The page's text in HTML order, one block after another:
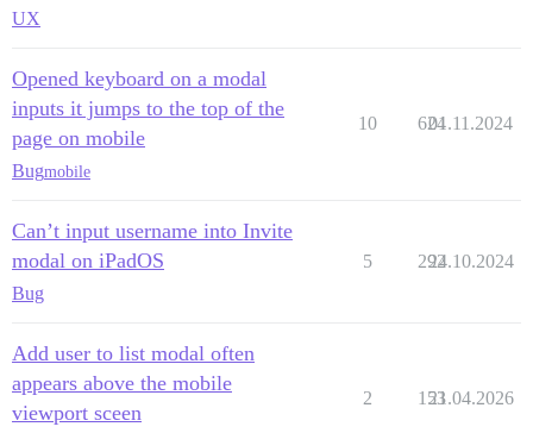
UX
Opened keyboard on a modal
inputs it jumps to the top of the
page on mobile
Bugmobile
10 624
01.11.2024
Can’t input username into Invite
modal on iPadOS
Bug
5 292
24.10.2024
Add user to list modal often
appears above the mobile
viewport sceen
2 153
21.04.2026